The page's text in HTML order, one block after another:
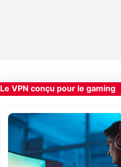
Le VPN conçu pour le gaming